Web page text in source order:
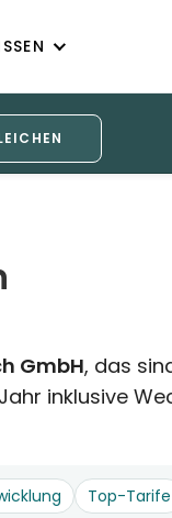
GmbH, das
Jahr inklusive
Top-Tarife